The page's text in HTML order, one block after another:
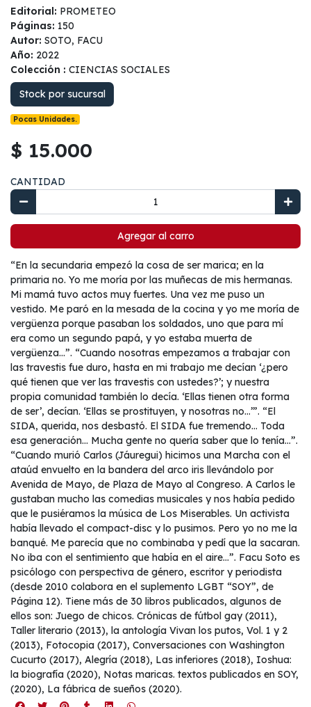
Editorial: PROMETEO
Páginas: 150
Autor: SOTO, FACU
Año: 2022
Colección : CIENCIAS SOCIALES
Stock por sucursal
Pocas Unidades.
$ 15.000
CANTIDAD
Agregar al carro
“En la secundaria empezó la cosa de ser marica; en la
primaria no. Yo me moría por las muñecas de mis hermanas.
Mi mamá tuvo actos muy fuertes. Una vez me puso un
vestido. Me paró en la mesada de la cocina y yo me moría de
vergüenza porque pasaban los soldados, uno que para mí
era como un segundo papá, y yo estaba muerta de
vergüenza…”. “Cuando nosotras empezamos a trabajar con
las travestis fue duro, hasta en mi trabajo me decían ‘¿pero
qué tienen que ver las travestis con ustedes?’; y nuestra
propia comunidad también lo decía. ‘Ellas tienen otra forma
de ser’, decían. ‘Ellas se prostituyen, y nosotras no…’”. “El
SIDA, querida, nos desbastó. El SIDA fue tremendo… Toda
esa generación… Mucha gente no quería saber que lo tenía…”.
“Cuando murió Carlos (Jáuregui) hicimos una Marcha con el
ataúd envuelto en la bandera del arco iris llevándolo por
Avenida de Mayo, de Plaza de Mayo al Congreso. A Carlos le
gustaban mucho las comedias musicales y nos había pedido
que le pusiéramos la música de Los Miserables. Un activista
había llevado el compact-disc y lo pusimos. Pero yo no me la
banqué. Me parecía que no combinaba y pedí que la sacaran.
No iba con el sentimiento que había en el aire…”. Facu Soto es
psicólogo con perspectiva de género, escritor y periodista
(desde 2010 colabora en el suplemento LGBT “SOY”, de
Página 12). Tiene más de 30 libros publicados, algunos de
ellos son: Juego de chicos. Crónicas de fútbol gay (2011),
Taller literario (2013), la antología Vivan los putos, Vol. 1 y 2
(2013), Fotocopia (2017), Conversaciones con Washington
Cucurto (2017), Alegría (2018), Las inferiores (2018), Ioshua:
la biografía (2020), Notas maricas. textos publicados en SOY,
(2020), La fábrica de sueños (2020).